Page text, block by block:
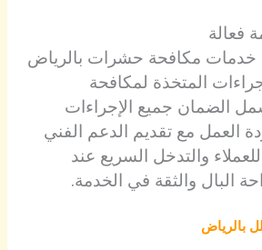
فعالة
مكافحة حشرات بالرياض
المتخذة لمكافحة
الضمان جميع الإجراءات
العمل مع تقديم الدعم الفني
والتدخل السريع عند
البال والثقة في الخدمة.
بالرياض